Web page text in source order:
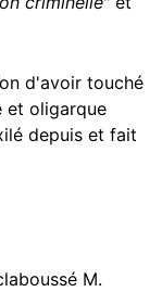
d'avoir touché
et oligarque
depuis et fait
M.